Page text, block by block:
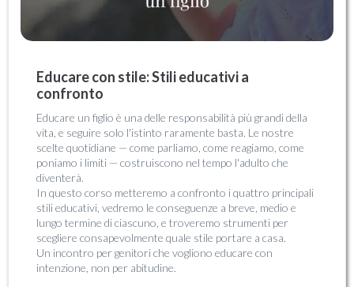
Educare con stile: Stili educativi a
confronto
Educare un figlio è una delle responsabilità più grandi della
vita, e seguire solo l'istinto raramente basta. Le nostre
scelte quotidiane — come parliamo, come reagiamo, come
poniamo i limiti — costruiscono nel tempo l'adulto che
diventerà.
In questo corso metteremo a confronto i quattro principali
stili educativi, vedremo le conseguenze a breve, medio e
lungo termine di ciascuno, e troveremo strumenti per
scegliere consapevolmente quale stile portare a casa.
Un incontro per genitori che vogliono educare con
intenzione, non per abitudine.